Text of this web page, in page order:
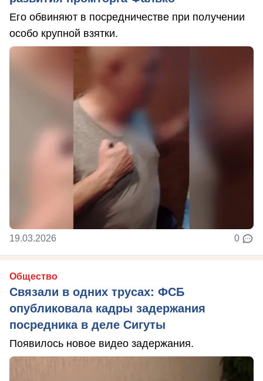
Его обвиняют в посредничестве при получении
особо крупной взятки.
19.03.2026 0
Общество
Связали в одних трусах: ФСБ
опубликовала кадры задержания
посредника в деле Сигуты
Появилось новое видео задержания.